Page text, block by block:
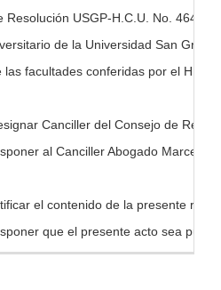
Resolución USGP-H.C.U. No. 464-
de la Universidad San
las facultades conferidas por el H.
Canciller del Consejo de
al Canciller Abogado Marcelo
el contenido de la presente
que el presente acto sea